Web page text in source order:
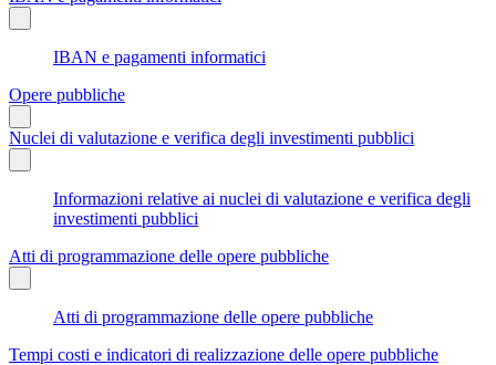
IBAN e pagamenti informatici
Opere pubbliche
Nuclei di valutazione e verifica degli investimenti pubblici
Informazioni relative ai nuclei di valutazione e verifica degli
investimenti pubblici
Atti di programmazione delle opere pubbliche
Atti di programmazione delle opere pubbliche
Tempi costi e indicatori di realizzazione delle opere pubbliche